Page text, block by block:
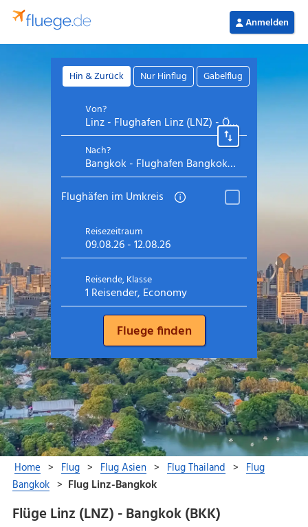
Flüge Linz (LNZ) - Bangkok (BKK)